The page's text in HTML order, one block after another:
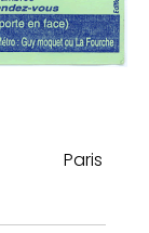
Paris